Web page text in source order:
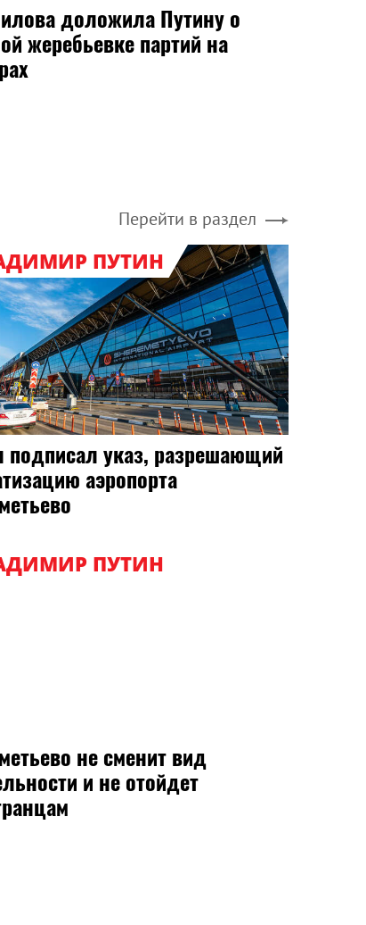
доложила Путину о
жеребьевке партий на
Перейти в раздел
ПУТИН
подписал указ, разрешающий
аэропорта
ПУТИН
не сменит вид
и не отойдет